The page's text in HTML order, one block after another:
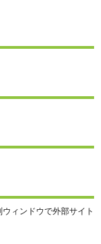
ウィンドウで外部サイト